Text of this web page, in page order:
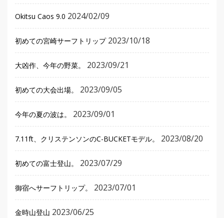
Okitsu Caos 9.0 2024/02/09
初めての宮崎サーフトリップ 2023/10/18
大凶作、今年の野菜。 2023/09/21
初めての大会出場。 2023/09/05
今年の夏の波は。 2023/09/01
7.11ft、クリステンソンのC-BUCKETモデル。 2023/08/20
初めての富士登山。 2023/07/29
御宿へサーフトリップ。 2023/07/01
金時山登山 2023/06/25